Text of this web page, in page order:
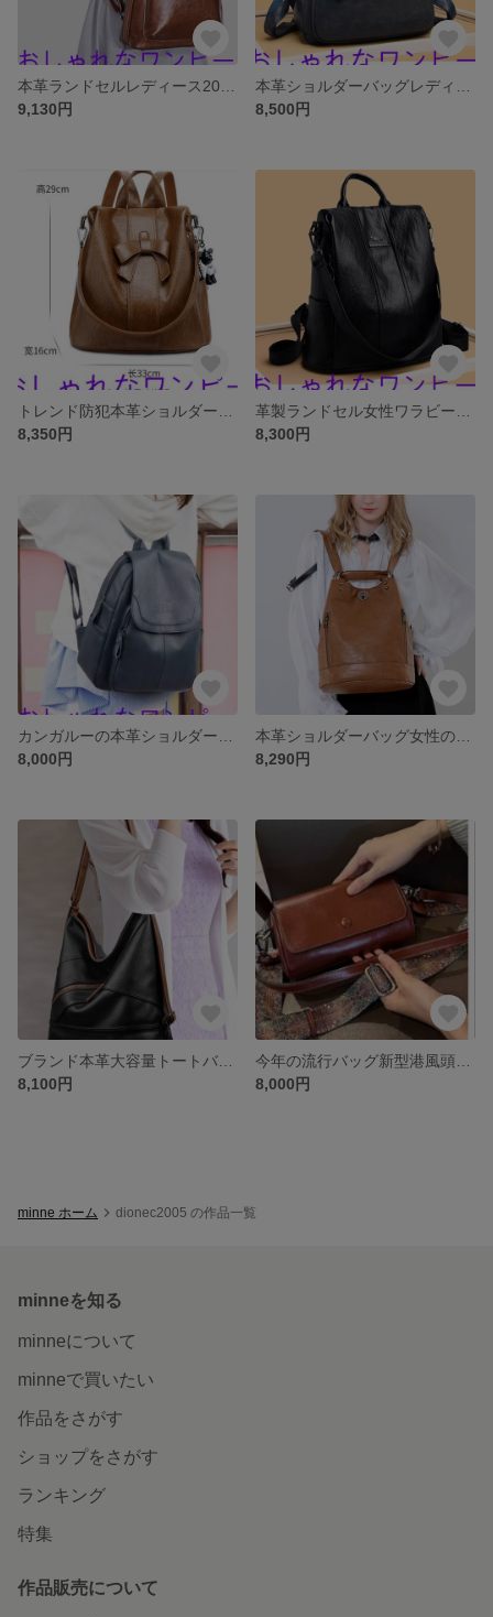
9,130円
8,500円
8,350円
8,300円
8,000円
8,290円
8,100円
8,000円
minne ホーム dionec2005 の作品一覧
minneを知る
minneについて
minneで買いたい
作品をさがす
ショップをさがす
ランキング
特集
作品販売について